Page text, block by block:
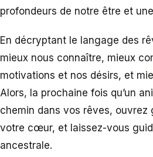
profondeurs de notre être et
En décryptant le langage des
mieux nous connaître, mieux
motivations et nos désirs, et
Alors, la prochaine fois qu’un
chemin dans vos rêves, ouvrez
votre cœur, et laissez-vous
ancestrale.